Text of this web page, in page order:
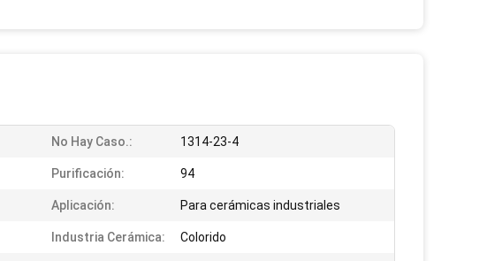
No Hay Caso.: 1314-23-4
Purificación: 94
Aplicación: Para cerámicas industriales
Industria Cerámica: Colorido